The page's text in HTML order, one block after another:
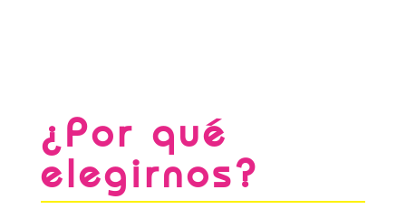
¿Por qué
elegirnos?